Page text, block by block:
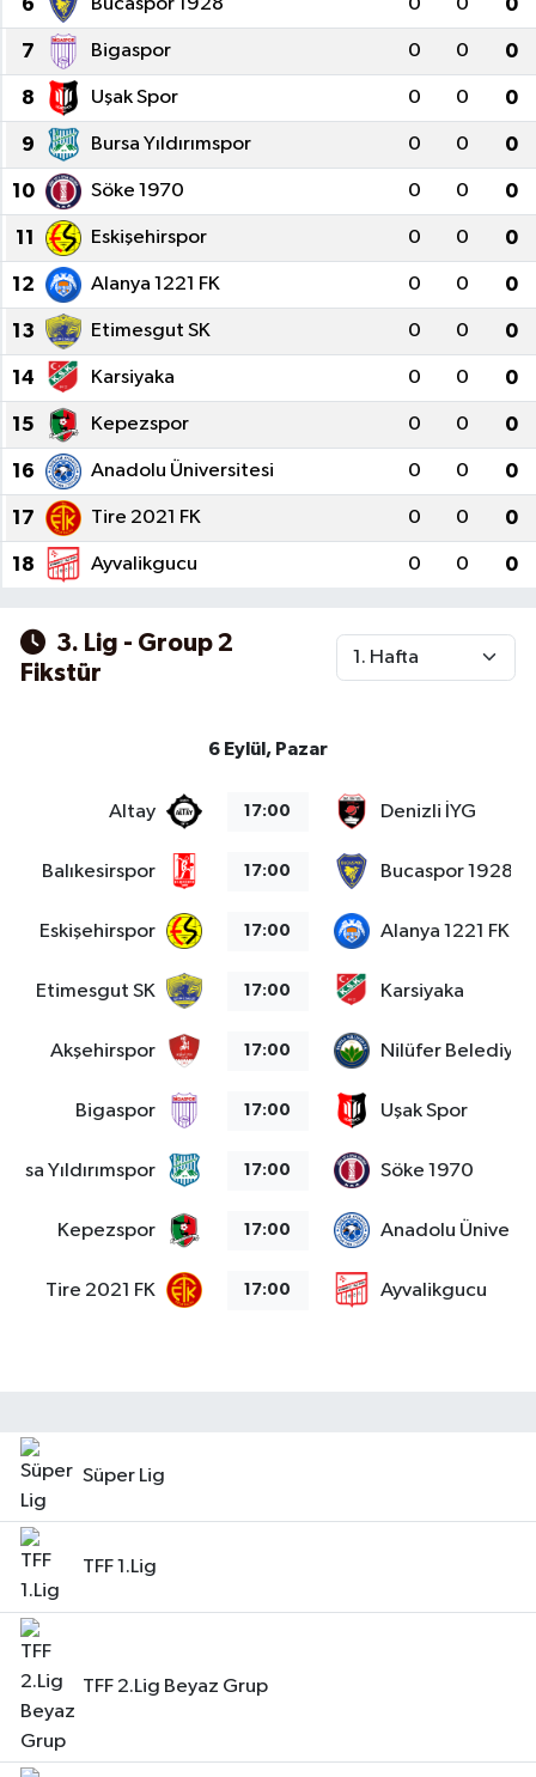
7 Bigaspor 0 0 0
8 Uşak Spor 0 0 0
9 Bursa Yıldırımspor 0 0 0
10 Söke 1970 0 0 0
11 Eskişehirspor 0 0 0
12 Alanya 1221 FK 0 0 0
13 Etimesgut SK 0 0 0
14 Karsiyaka 0 0 0
15 Kepezspor 0 0 0
16 Anadolu Üniversitesi 0 0 0
17 Tire 2021 FK 0 0 0
18 Ayvalikgucu 0 0 0
3. Lig - Group 2
Fikstür
6 Eylül, Pazar
Altay 17:00 Denizli İYG
Balıkesirspor 17:00 Bucaspor 1928
Eskişehirspor 17:00 Alanya 1221 FK
Etimesgut SK 17:00 Karsiyaka
Akşehirspor 17:00 Nilüfer Belediye
Bigaspor 17:00 Uşak Spor
Yıldırımspor 17:00 Söke 1970
Kepezspor 17:00 Anadolu
Tire 2021 FK 17:00 Ayvalikgucu
Süper Lig
TFF 1.Lig
TFF 2.Lig Beyaz Grup
Ege
İzmir
İletişim
Künye
Yerel